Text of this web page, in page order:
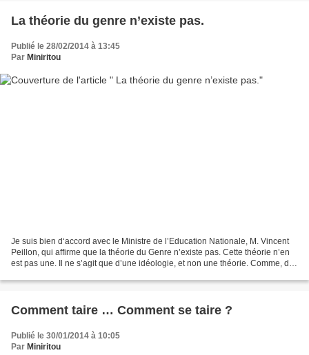
La théorie du genre n’existe pas.
Publié le 28/02/2014 à 13:45
Par Miniritou
Je suis bien d‘accord avec le Ministre de l’Education Nationale, M. Vincent
Peillon, qui affirme que la théorie du Genre n’existe pas. Cette théorie n’en
est pas une. Il ne s’agit que d’une idéologie, et non une théorie. Comme, de
Comment taire … Comment se taire ?
Publié le 30/01/2014 à 10:05
Par Miniritou